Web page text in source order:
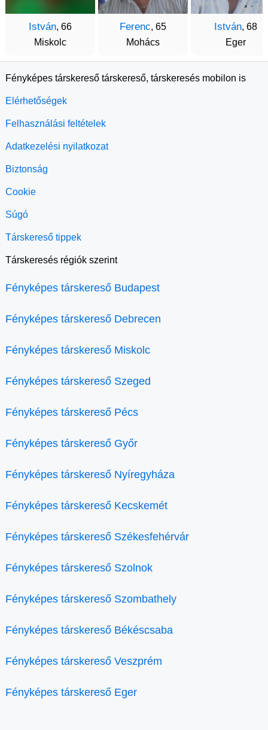
István, 66
Miskolc
Ferenc, 65
Mohács
István, 68
Eger
Fényképes társkereső társkereső, társkeresés mobilon is
Elérhetőségek
Felhasználási feltételek
Adatkezelési nyilatkozat
Biztonság
Cookie
Súgó
Társkereső tippek
Társkeresés régiók szerint
Fényképes társkereső Budapest
Fényképes társkereső Debrecen
Fényképes társkereső Miskolc
Fényképes társkereső Szeged
Fényképes társkereső Pécs
Fényképes társkereső Győr
Fényképes társkereső Nyíregyháza
Fényképes társkereső Kecskemét
Fényképes társkereső Székesfehérvár
Fényképes társkereső Szolnok
Fényképes társkereső Szombathely
Fényképes társkereső Békéscsaba
Fényképes társkereső Veszprém
Fényképes társkereső Eger